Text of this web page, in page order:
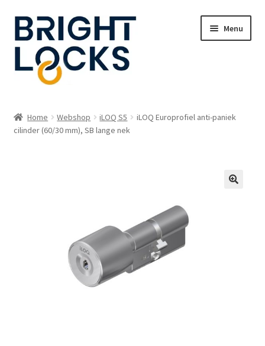
Ga
door
naar
navigatie
Ga
naar
de
inhoud
Menu
Oplossingen
Home Webshop iLOQ S5
iLOQ Europrofiel anti-paniek
cilinder (60/30 mm), SB lange nek